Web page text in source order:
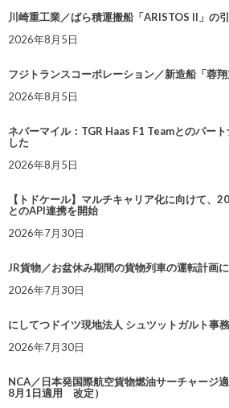
川崎重工業／ばら積運搬船「ARISTOS II」の
2026年8月5日
フジトランスコーポレーション／新造船「蓉
2026年8月5日
ネバーマイル：TGR Haas F1 Teamとのパー
した
2026年8月5日
【トドケール】マルチキャリア化に向けて、
とのAPI連携を開始
2026年7月30日
JR貨物／お盆休み期間の貨物列車の運転計画
2026年7月30日
にしてつドイツ現地法人 シュツットガルト事
2026年7月30日
NCA／日本発国際航空貨物燃油サーチャージ
8月1日適用 改定）